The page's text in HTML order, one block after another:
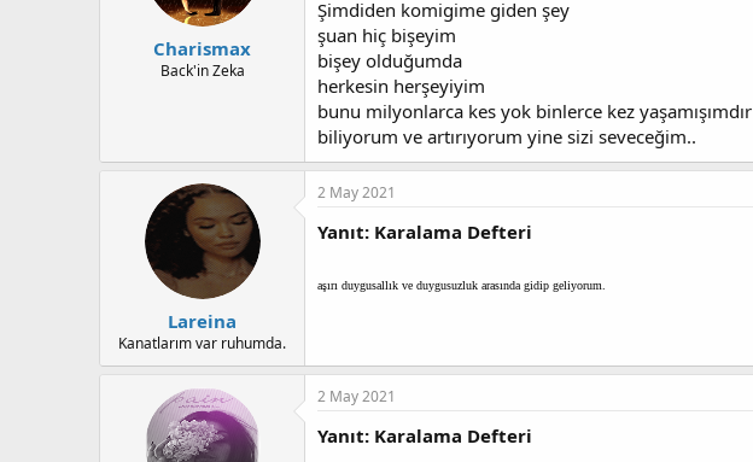
Charismax
Back'in Zeka
Şimdiden komigime giden şey
şuan hiç bişeyim
bişey olduğumda
herkesin herşeyiyim
bunu milyonlarca kes yok binlerce kez yaşamışımdır
biliyorum ve artırıyorum yine sizi seveceğim..
Lareina
Kanatlarım var ruhumda.
2 May 2021
Yanıt: Karalama Defteri
aşırı duygusallık ve duygusuzluk arasında gidip geliyorum.
2 May 2021
Yanıt: Karalama Defteri